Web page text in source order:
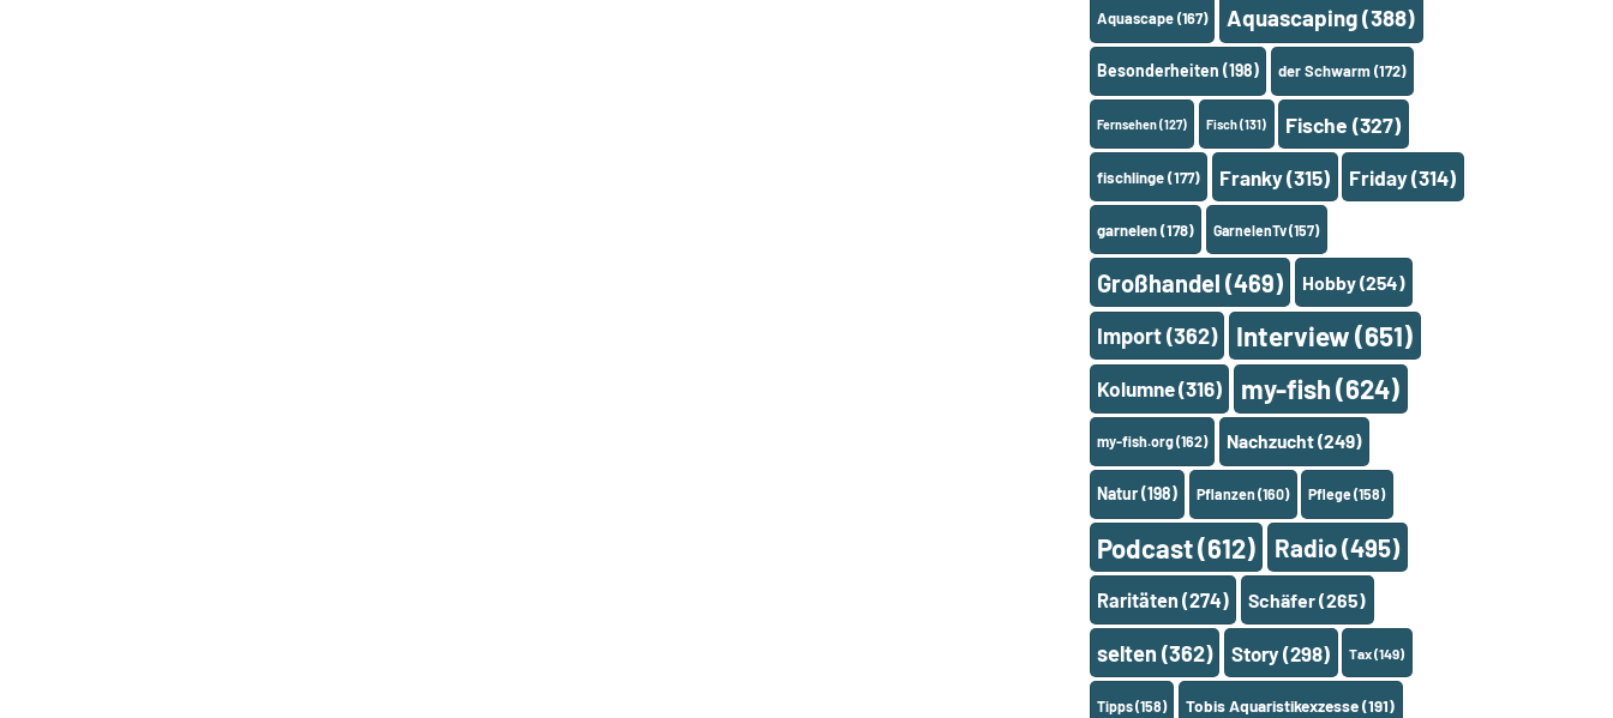
Aquascape(167) Aquascaping(388)
Besonderheiten (198) der Schwarm(172)
Fernsehen(127) Fisch(131) Fische (327)
fischlinge(177) Franky(315) Friday(314)
garnelen(178) GarnelenTv(157)
Großhandel (469) Hobby(254)
Import(362) Interview(651)
Kolumne(316) my-fish(624)
my-fish.org(162) Nachzucht(249)
Natur(198) Pflanzen(160) Pflege(158)
Podcast(612) Radio(495)
Raritäten (274) Schäfer(265)
selten (362) Story (298) Tax(149)
Tipps(158) Tobis Aquaristikexzesse(191)